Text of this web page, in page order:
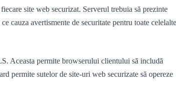
site web securizat. Serverul trebuia să prezinte
cauza avertismente de securitate pentru toate celelalte
Aceasta permite browserului clientului să includă
permite sutelor de site-uri web securizate să opereze